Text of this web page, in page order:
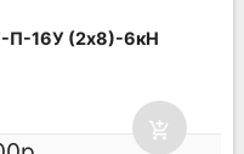
Кабель